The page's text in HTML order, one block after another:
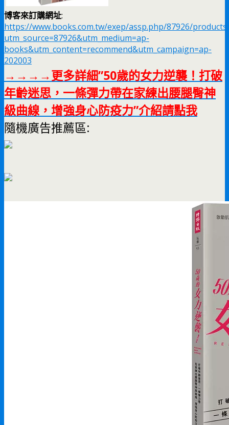
博客來訂購網址:
https://www.books.com.tw/exep/assp.php/87926/
utm_source=87926&utm_medium=ap-
books&utm_content=recommend&utm_campaign=ap-
202003
→→→→更多詳細”50歲的女力逆襲！打破
年齡迷思，一條彈力帶在家練出腰腿臀神
級曲線，增強身心防疫力”介紹請點我
隨機廣告推薦區: